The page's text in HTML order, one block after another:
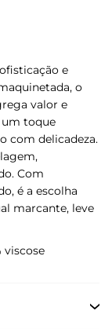
e
o
valor e
um toque
com delicadeza.
Com
é a escolha
marcante, leve
viscose